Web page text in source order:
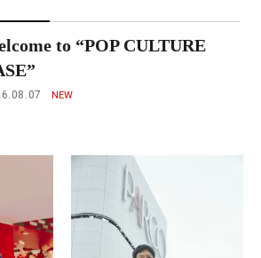
to “POP CULTURE